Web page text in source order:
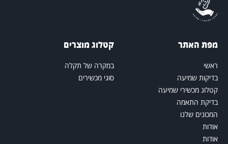
האתר
שמיעה
מכשירי שמיעה
התאמה
שלנו
קטלוג מוצרים
במקרה של תקלה
סוגי מכשירים